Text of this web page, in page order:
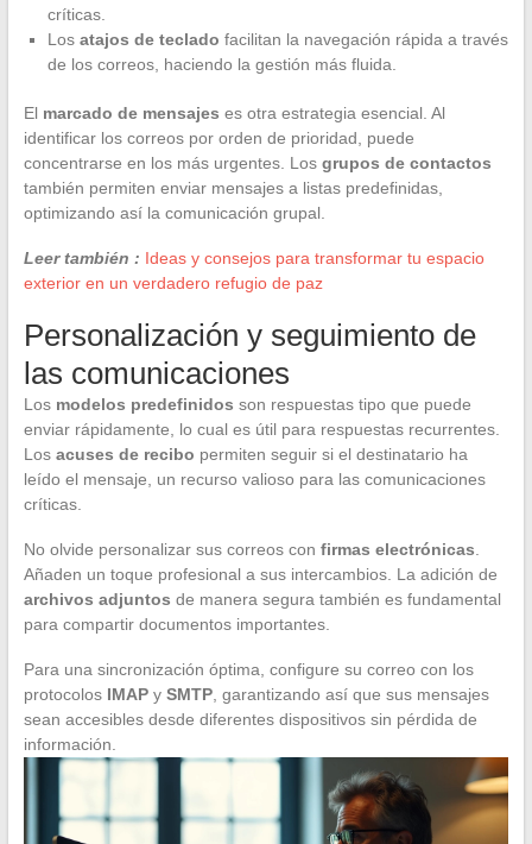
críticas.
Los atajos de teclado facilitan la navegación rápida a través
de los correos, haciendo la gestión más fluida.
El marcado de mensajes es otra estrategia esencial. Al
identificar los correos por orden de prioridad, puede
concentrarse en los más urgentes. Los grupos de contactos
también permiten enviar mensajes a listas predefinidas,
optimizando así la comunicación grupal.
Leer también : Ideas y consejos para transformar tu espacio
exterior en un verdadero refugio de paz
Personalización y seguimiento de
las comunicaciones
Los modelos predefinidos son respuestas tipo que puede
enviar rápidamente, lo cual es útil para respuestas recurrentes.
Los acuses de recibo permiten seguir si el destinatario ha
leído el mensaje, un recurso valioso para las comunicaciones
críticas.
No olvide personalizar sus correos con firmas electrónicas
Añaden un toque profesional a sus intercambios. La adición de
archivos adjuntos de manera segura también es fundamental
para compartir documentos importantes.
Para una sincronización óptima, configure su correo con los
protocolos IMAPy SMTP, garantizando así que sus mensajes
sean accesibles desde diferentes dispositivos sin pérdida de
información.